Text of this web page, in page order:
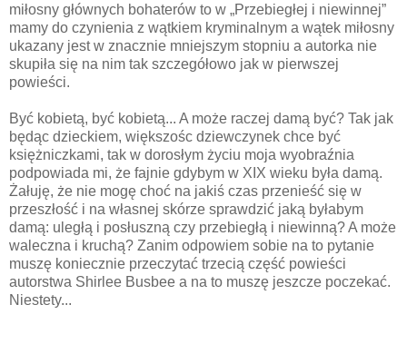
miłosny głównych bohaterów to w „Przebiegłej i niewinnej”
mamy do czynienia z wątkiem kryminalnym a wątek miłosny
ukazany jest w znacznie mniejszym stopniu a autorka nie
skupiła się na nim tak szczegółowo jak w pierwszej
powieści.
Być kobietą, być kobietą... A może raczej damą być? Tak jak
będąc dzieckiem, większośc dziewczynek chce być
księżniczkami, tak w dorosłym życiu moja wyobraźnia
podpowiada mi, że fajnie gdybym w XIX wieku była damą.
Żałuję, że nie mogę choć na jakiś czas przenieść się w
przeszłość i na własnej skórze sprawdzić jaką byłabym
damą: uległą i posłuszną czy przebiegłą i niewinną? A może
waleczna i kruchą? Zanim odpowiem sobie na to pytanie
muszę koniecznie przeczytać trzecią część powieści
autorstwa Shirlee Busbee a na to muszę jeszcze poczekać.
Niestety...